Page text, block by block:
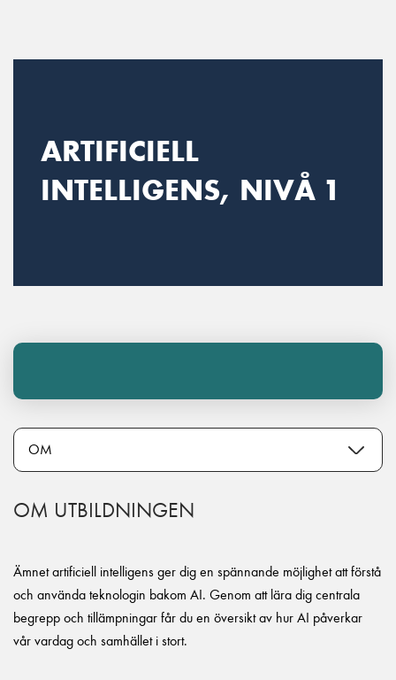
ARTIFICIELL
INTELLIGENS, NIVÅ 1
OM UTBILDNINGEN
Ämnet artificiell intelligens ger dig en spännande möjlighet att förstå
och använda teknologin bakom AI. Genom att lära dig centrala
begrepp och tillämpningar får du en översikt av hur AI påverkar
vår vardag och samhället i stort.